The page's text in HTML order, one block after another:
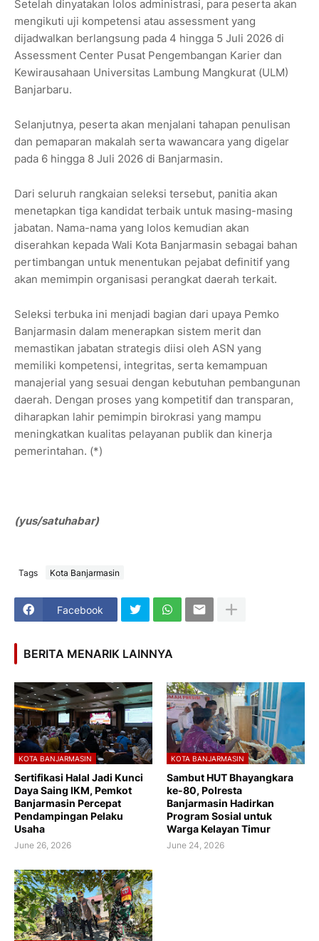
Setelah dinyatakan lolos administrasi, para peserta akan
mengikuti uji kompetensi atau assessment yang
dijadwalkan berlangsung pada 4 hingga 5 Juli 2026 di
Assessment Center Pusat Pengembangan Karier dan
Kewirausahaan Universitas Lambung Mangkurat (ULM)
Banjarbaru.
Selanjutnya, peserta akan menjalani tahapan penulisan
dan pemaparan makalah serta wawancara yang digelar
pada 6 hingga 8 Juli 2026 di Banjarmasin.
Dari seluruh rangkaian seleksi tersebut, panitia akan
menetapkan tiga kandidat terbaik untuk masing-masing
jabatan. Nama-nama yang lolos kemudian akan
diserahkan kepada Wali Kota Banjarmasin sebagai bahan
pertimbangan untuk menentukan pejabat definitif yang
akan memimpin organisasi perangkat daerah terkait.
Seleksi terbuka ini menjadi bagian dari upaya Pemko
Banjarmasin dalam menerapkan sistem merit dan
memastikan jabatan strategis diisi oleh ASN yang
memiliki kompetensi, integritas, serta kemampuan
manajerial yang sesuai dengan kebutuhan pembangunan
daerah. Dengan proses yang kompetitif dan transparan,
diharapkan lahir pemimpin birokrasi yang mampu
meningkatkan kualitas pelayanan publik dan kinerja
pemerintahan. (*)
(yus/satuhabar)
Tags Kota Banjarmasin
Facebook
BERITA MENARIK LAINNYA
KOTA BANJARMASIN
Sertifikasi Halal Jadi Kunci
Daya Saing IKM, Pemkot
Banjarmasin Percepat
Pendampingan Pelaku
Usaha
June 26, 2026
KOTA BANJARMASIN
Sambut HUT Bhayangkara
ke-80, Polresta
Banjarmasin Hadirkan
Program Sosial untuk
Warga Kelayan Timur
June 24, 2026